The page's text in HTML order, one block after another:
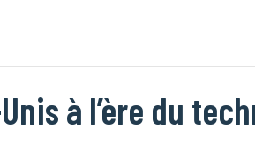
à l’ère du